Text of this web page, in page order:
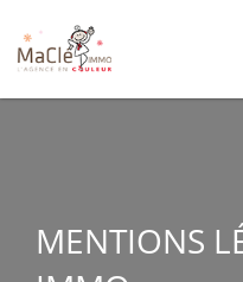
MENTIONS